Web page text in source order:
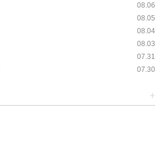
08.06
08.05
08.04
08.03
07.31
07.30
+